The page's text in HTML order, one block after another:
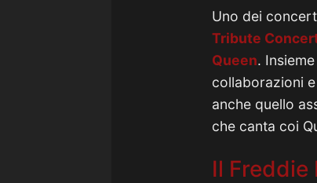
Uno dei
Tribute
Queen.
collaborazioni
anche quello
che canta coi
Il